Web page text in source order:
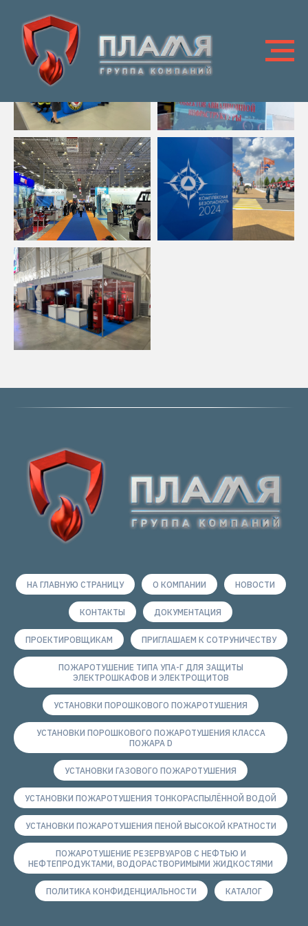
НА ГЛАВНУЮ СТРАНИЦУ О КОМПАНИИ НОВОСТИ
КОНТАКТЫ ДОКУМЕНТАЦИЯ
ПРОЕКТИРОВЩИКАМ ПРИГЛАШАЕМ К СОТРУНИЧЕСТВУ
ПОЖАРОТУШЕНИЕ ТИПА УПА-Г ДЛЯ ЗАЩИТЫ
ЭЛЕКТРОШКАФОВ И ЭЛЕКТРОЩИТОВ
УСТАНОВКИ ПОРОШКОВОГО ПОЖАРОТУШЕНИЯ
УСТАНОВКИ ПОРОШКОВОГО ПОЖАРОТУШЕНИЯ КЛАССА
ПОЖАРА D
УСТАНОВКИ ГАЗОВОГО ПОЖАРОТУШЕНИЯ
УСТАНОВКИ ПОЖАРОТУШЕНИЯ ТОНКОРАСПЫЛЁННОЙ ВОДОЙ
УСТАНОВКИ ПОЖАРОТУШЕНИЯ ПЕНОЙ ВЫСОКОЙ КРАТНОСТИ
ПОЖАРОТУШЕНИЕ РЕЗЕРВУАРОВ С НЕФТЬЮ И
НЕФТЕПРОДУКТАМИ, ВОДОРАСТВОРИМЫМИ ЖИДКОСТЯМИ
ПОЛИТИКА КОНФИДЕНЦИАЛЬНОСТИ КАТАЛОГ